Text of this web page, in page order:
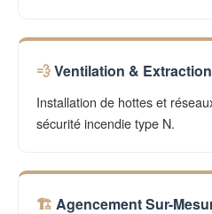
Ventilation & Extraction
Installation de hottes et
sécurité incendie type N.
Agencement Sur-